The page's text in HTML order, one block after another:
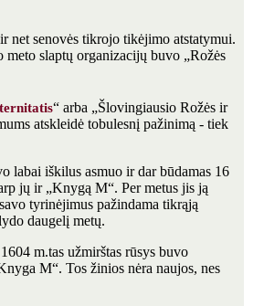
net senovės tikrojo tikėjimo atstatymui.
slaptų organizacijų buvo „Rožės
“ arba „Šlovingiausio Rožės ir
atskleidė tobulesnį pažinimą - tiek
labai iškilus asmuo ir dar būdamas 16
jų ir „Knygą M“. Per metus jis ją
tyrinėjimus pažindama tikrąją
daugelį metų.
m.tas užmirštas rūsys buvo
M“. Tos žinios nėra naujos, nes